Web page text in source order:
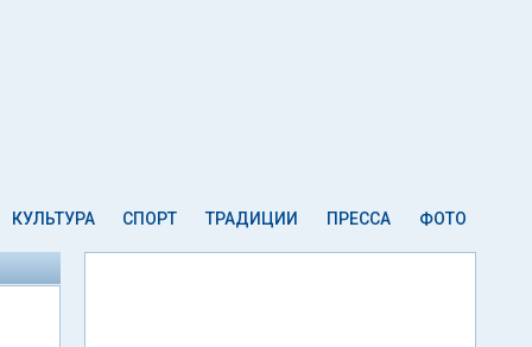
КУЛЬТУРА СПОРТ ТРАДИЦИИ ПРЕССА ФОТО